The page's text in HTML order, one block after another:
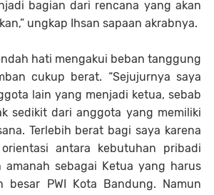
bagian dari rencana yang akan
ungkap Ihsan sapaan akrabnya.
hati mengakui beban tanggung
cukup berat. “Sejujurnya saya
lain yang menjadi ketua, sebab
sedikit dari anggota yang memiliki
Terlebih berat bagi saya karena
antara kebutuhan pribadi
amanah sebagai Ketua yang harus
besar PWI Kota Bandung. Namun